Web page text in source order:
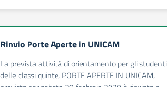
Rinvio Porte Aperte in UNICAM
La prevista attività di orientamento per gli studenti
delle classi quinte, PORTE APERTE IN UNICAM,